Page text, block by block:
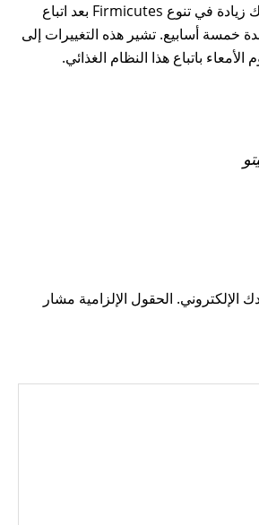
انخفض بينما كانت هناك زيادة في تنوع Firmicutes بعد اتباع
خمسة أسابيع. تشير هذه التغييرات إلى
الأمعاء باتباع هذا النظام الغذائي.
الإلكتروني. الحقول الإلزامية مشار